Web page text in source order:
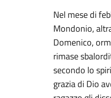
Nel mese di
Mondonio,
Domenico,
rimase
secondo lo
grazia di Dio